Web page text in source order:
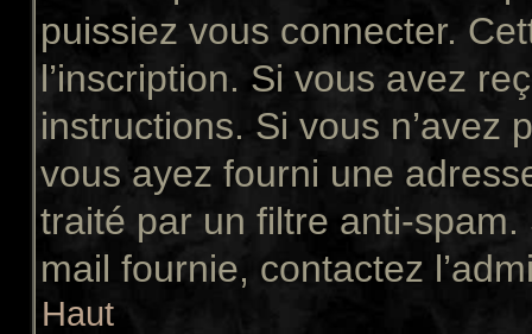
puissiez vous connecter.
l’inscription. Si vous avez
instructions. Si vous n’avez
vous ayez fourni une
traité par un filtre anti-spam.
mail fournie, contactez
Haut